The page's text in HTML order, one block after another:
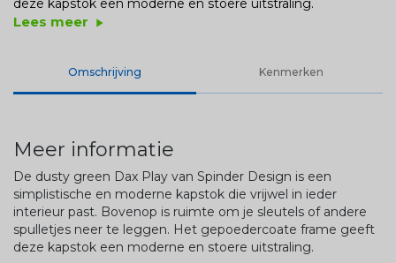
deze kapstok een moderne en stoere uitstraling.
Lees meer play_arrow
Omschrijving Kenmerken
Meer informatie
De dusty green Dax Play van Spinder Design is een
simplistische en moderne kapstok die vrijwel in ieder
interieur past. Bovenop is ruimte om je sleutels of andere
spulletjes neer te leggen. Het gepoedercoate frame geeft
deze kapstok een moderne en stoere uitstraling.